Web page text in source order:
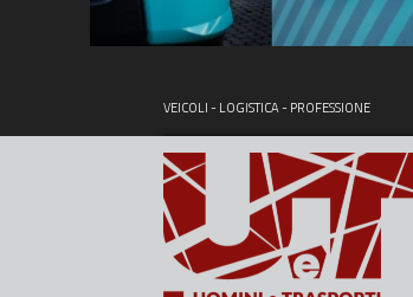
VEICOLI - LOGISTICA - PROFESSIONE